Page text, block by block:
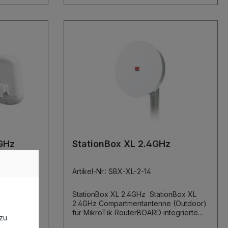
StationBox XL 2.4GHz
Artikel-Nr.: SBX-XL-2-14
StationBox XL 2.4GHz StationBox XL
2.4GHz Compartmentantenne (Outdoor)
für MikroTik RouterBOARD integrierte